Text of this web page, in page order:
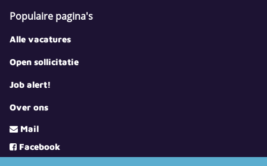
Populaire pagina's
Alle vacatures
Open sollicitatie
Job alert!
Over ons
Mail
Facebook